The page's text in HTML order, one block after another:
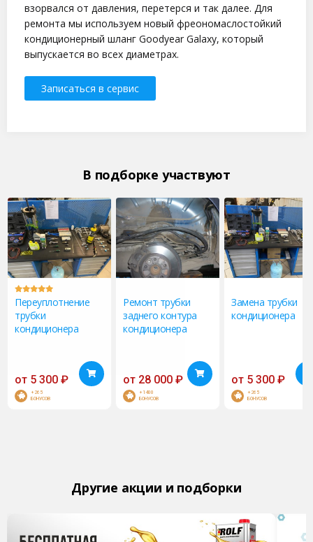
взорвался от давления, перетерся и так далее. Для
ремонта мы используем новый фреономаслостойкий
кондиционерный шланг Goodyear Galaxy, который
выпускается во всех диаметрах.
Записаться в сервис
В подбoрке участвуют
Переуплотнение
трубки
кондиционера
от 5 300 ₽
+265
БОНУСОВ
Ремонт трубки
заднего контура
кондиционера
от 28 000 ₽
+1400
БОНУСОВ
Замена трубки
кондиционера
от 5 300 ₽
+265
БОНУСОВ
Другие акции и подборки